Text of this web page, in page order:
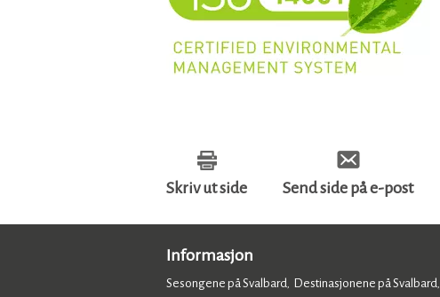
Skriv ut side Send side på e-post
Informasjon
Sesongene på Svalbard, Destinasjonene på Svalbard,